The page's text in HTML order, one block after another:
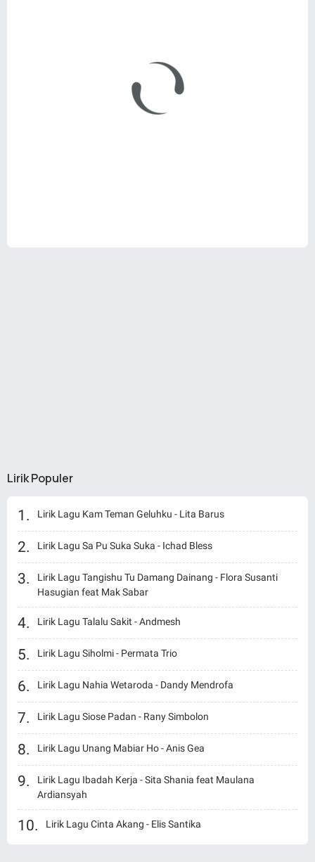
Lirik Populer
Lirik Lagu Kam Teman Geluhku - Lita Barus
Lirik Lagu Sa Pu Suka Suka - Ichad Bless
Lirik Lagu Tangishu Tu Damang Dainang - Flora Susanti
Hasugian feat Mak Sabar
Lirik Lagu Talalu Sakit - Andmesh
Lirik Lagu Siholmi - Permata Trio
Lirik Lagu Nahia Wetaroda - Dandy Mendrofa
Lirik Lagu Siose Padan - Rany Simbolon
Lirik Lagu Unang Mabiar Ho - Anis Gea
Lirik Lagu Ibadah Kerja - Sita Shania feat Maulana
Ardiansyah
Lirik Lagu Cinta Akang - Elis Santika